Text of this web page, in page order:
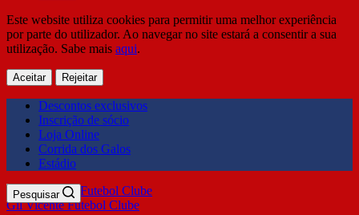
Este website utiliza cookies para permitir uma melhor experiência
por parte do utilizador. Ao navegar no site estará a consentir a sua
utilização. Sabe mais aqui.
Aceitar Rejeitar
Descontos exclusivos
Inscrição de sócio
Loja Online
Corrida dos Galos
Estádio
Gil Vicente Futebol Clube
Pesquisar